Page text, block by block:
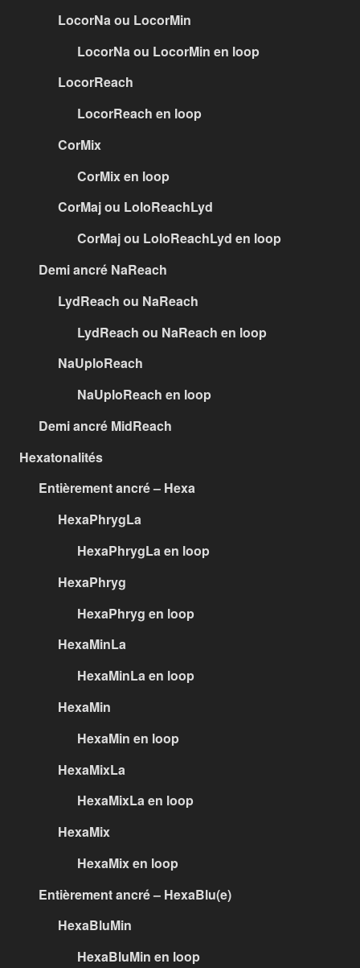
LocorNa ou LocorMin
LocorNa ou LocorMin en loop
LocorReach
LocorReach en loop
CorMix
CorMix en loop
CorMaj ou LoloReachLyd
CorMaj ou LoloReachLyd en loop
Demi ancré NaReach
LydReach ou NaReach
LydReach ou NaReach en loop
NaUploReach
NaUploReach en loop
Demi ancré MidReach
Hexatonalités
Entièrement ancré – Hexa
HexaPhrygLa
HexaPhrygLa en loop
HexaPhryg
HexaPhryg en loop
HexaMinLa
HexaMinLa en loop
HexaMin
HexaMin en loop
HexaMixLa
HexaMixLa en loop
HexaMix
HexaMix en loop
Entièrement ancré – HexaBlu(e)
HexaBluMin
HexaBluMin en loop